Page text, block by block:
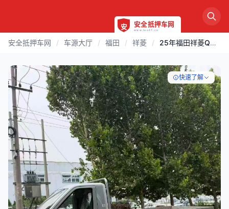
安全抵押车网 / 车源大厅 / 福田 / 祥菱 / 25年福田祥菱Q单排
快速了解